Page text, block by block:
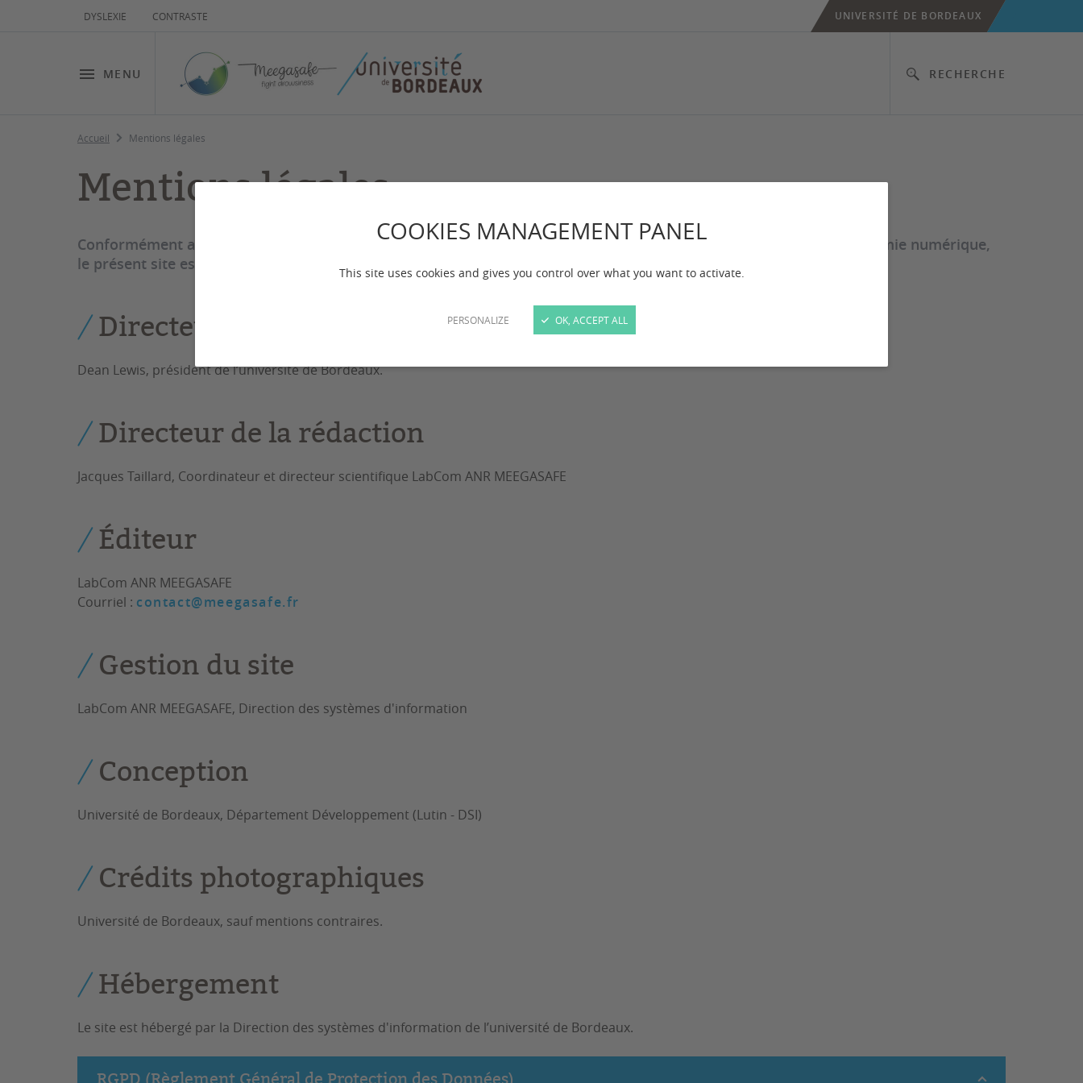
COOKIES MANAGEMENT PANEL
This site uses cookies and gives you control over what you want to activate.
PERSONALIZE OK, ACCEPT ALL
DYSLEXIE CONTRASTE
MENU RECHERCHE
UNIVERSITÉ DE BORDEAUX
Accueil Mentions légales
Mentions légales
Conformément aux dispositions de l’article 6 III-1 de la loi n° 2004-575 du 21 juin 2004 pour la confiance dans l’économie numérique,
le présent site est la propriété de l'université de Bordeaux.
Directeur de la publication
Dean Lewis, président de l’université de Bordeaux.
Directeur de la rédaction
Jacques Taillard, Coordinateur et directeur scientifique LabCom ANR MEEGASAFE
Éditeur
LabCom ANR MEEGASAFE
Courriel : contact@meegasafe.fr
Gestion du site
LabCom ANR MEEGASAFE, Direction des systèmes d'information
Conception
Université de Bordeaux, Département Développement (Lutin - DSI)
Crédits photographiques
Université de Bordeaux, sauf mentions contraires.
Hébergement
Le site est hébergé par la Direction des systèmes d'information de l’université de Bordeaux.
RGPD (Règlement Général de Protection des Données)